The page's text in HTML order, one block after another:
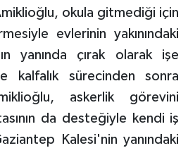
okula gitmediği için
evlerinin yakınındaki
yanında çırak olarak işe
kalfalık sürecinden sonra
askerlik görevini
da desteğiyle kendi iş
Kalesi'nin yanındaki